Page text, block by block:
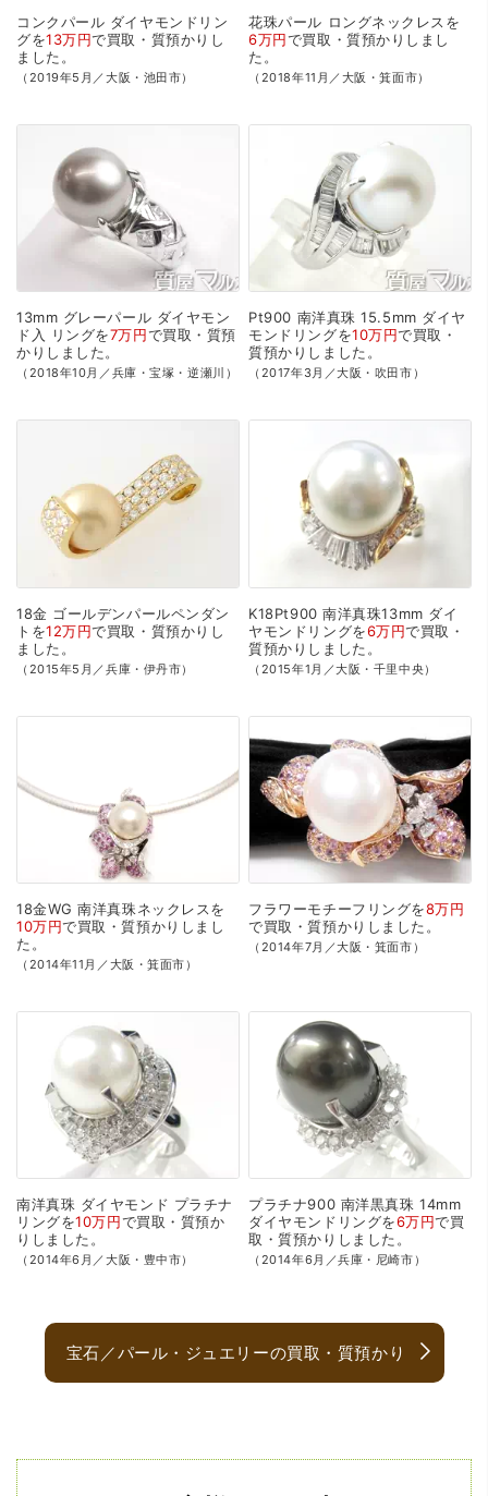
コンクパール ダイヤモンドリン
グを13万円で買取・質預かり し
ました。
（2019年5月／大阪・池田市）
花珠パール ロングネックレスを
6万円で買取・質預かり しまし
た。
（2018年11月／大阪・箕面市）
13mm グレーパール ダイヤモン
ド入
リングを7万円で買取・質預
かり しました。
（2018年10月／兵庫・宝塚・逆瀬川）
Pt900 南洋真珠 15.5mm ダイヤ
モンドリングを10万円で買取・
質預かり しました。
（2017年3月／大阪・吹田市）
18金 ゴールデンパールペンダン
トを12万円で買取・質預かり し
ました。
（2015年5月／兵庫・伊丹市）
K18Pt900 南洋真珠13mm ダイ
ヤモンドリングを6万円で買取・
質預かり しました。
（2015年1月／大阪・千里中央）
18金WG 南洋真珠ネックレスを
10万円で買取・質預かり しまし
た。
（2014年11月／大阪・箕面市）
フラワーモチーフリングを8万円
で買取・質預かり しました。
（2014年7月／大阪・箕面市）
南洋真珠 ダイヤモンド プラチナ
リングを10万円で買取・質預か
り しました。
（2014年6月／大阪・豊中市）
プラチナ900 南洋黒真珠 14mm
ダイヤモンドリングを6万円で買
取・質預かり しました。
（2014年6月／兵庫・尼崎市）
宝石／パール・ジュエリーの買取・質預かり